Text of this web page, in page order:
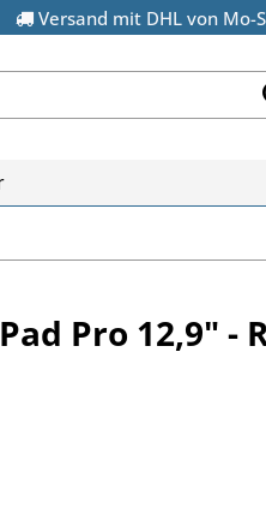
Versand mit DHL von Mo-
Pro 12,9" -